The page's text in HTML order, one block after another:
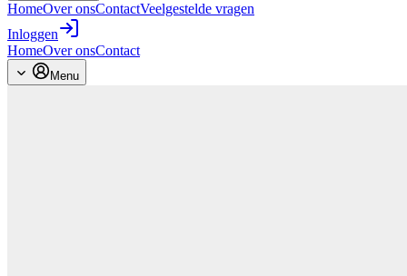
HomeOver onsContactVeelgestelde vragen
Inloggen
HomeOver onsContact
Menu